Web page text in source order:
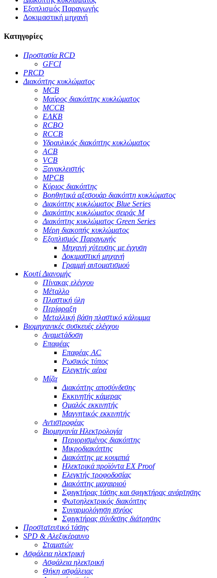
Εξοπλισμός Παραγωγής
Δοκιμαστική μηχανή
Κατηγορίες
Προστασία RCD
GFCI
PRCD
Διακόπτης κυκλώματος
MCB
Μαύρος διακόπτης κυκλώματος
MCCB
ΕΛΚΒ
RCBO
RCCB
Υδραυλικός διακόπτης κυκλώματος
ACB
VCB
Ξανακλειστής
MPCB
Κύριος διακόπτης
Βοηθητικά αξεσουάρ διακόπτη κυκλώματος
Διακόπτης κυκλώματος Blue Series
Διακόπτης κυκλώματος σειράς M
Διακόπτης κυκλώματος Green Series
Μέρη διακοπής κυκλώματος
Εξοπλισμός Παραγωγής
Μηχανή χύτευσης με έγχυση
Δοκιμαστική μηχανή
Γραμμή αυτοματισμού
Κουτί Διανομής
Πίνακας ελέγχου
Μέταλλο
Πλαστική ύλη
Περίφραξη
Μεταλλική βάση πλαστικό κάλυμμα
Βιομηχανικές συσκευές ελέγχου
Αναμετάδοση
Επαφέας
Επαφέας AC
Ρωσικός τύπος
Ελεγκτής αέρα
Μίζα
Διακόπτης αποσύνδεσης
Εκκινητής κάμερας
Ομαλός εκκινητής
Μαγνητικός εκκινητής
Αντιστροφέας
Βιομηχανία Ηλεκτρολογία
Περιορισμένος διακόπτης
Μικροδιακόπτης
Διακόπτης με κουμπιά
Ηλεκτρικά προϊόντα EX Proof
Ελεγκτής τροφοδοσίας
Διακόπτης μαχαιριού
Σφιγκτήρας τάσης και σφιγκτήρας ανάρτησης
Φωτοηλεκτρικός διακόπτης
Συναρμολόγηση ισχύος
Σφιγκτήρας σύνδεσης διάτρησης
Προστατευτικό τάσης
SPD & Αλεξικέραυνο
Σταματών
Ασφάλεια ηλεκτρική
Ασφάλεια ηλεκτρική
Θήκη ασφάλειας